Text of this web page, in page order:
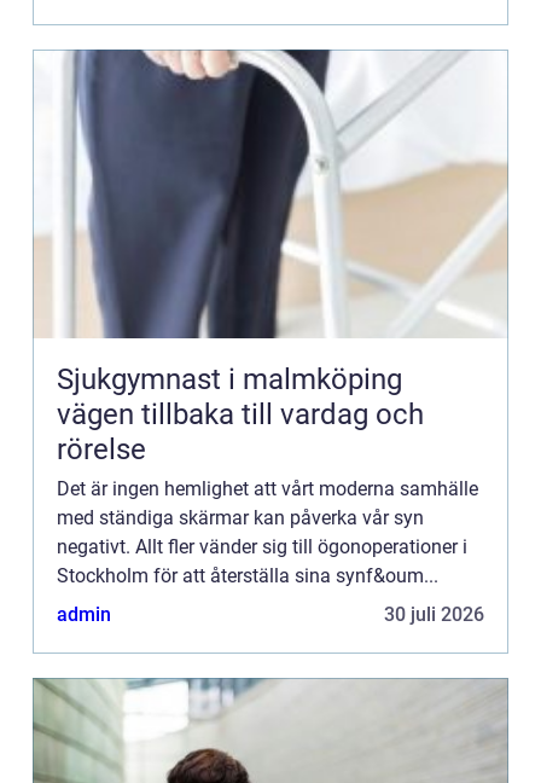
Sjukgymnast i malmköping
vägen tillbaka till vardag och
rörelse
Det är ingen hemlighet att vårt moderna samhälle
med ständiga skärmar kan påverka vår syn
negativt. Allt fler vänder sig till ögonoperationer i
Stockholm för att återställa sina synf&oum...
admin
30 juli 2026